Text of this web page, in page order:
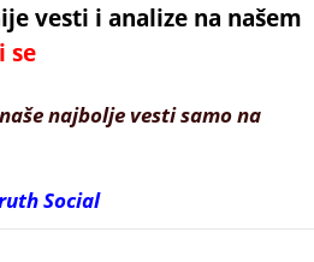
vesti i analize na našem
se
najbolje vesti samo na
Social